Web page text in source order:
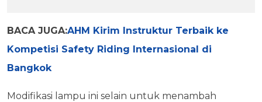
BACA JUGA:AHM Kirim Instruktur Terbaik ke
Kompetisi Safety Riding Internasional di
Bangkok
Modifikasi lampu ini selain untuk menambah